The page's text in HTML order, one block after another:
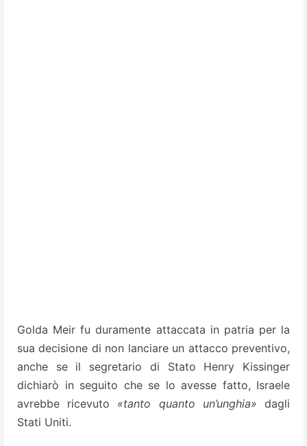
Golda Meir fu duramente attaccata in patria per la
sua decisione di non lanciare un attacco preventivo,
anche se il segretario di Stato Henry Kissinger
dichiarò in seguito che se lo avesse fatto, Israele
avrebbe ricevuto «tanto quanto un’unghia» dagli
Stati Uniti.